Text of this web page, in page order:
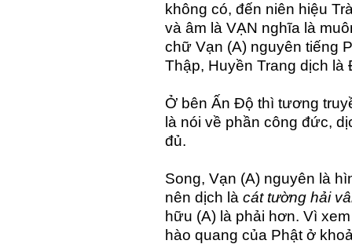
không có, đến niên hiệu
và âm là VẠN nghĩa là
chữ Vạn (A) nguyên tiếng
Thập, Huyền Trang dịch
Ở bên Ấn Độ thì tương
là nói về phần công đức,
đủ.
Song, Vạn (A) nguyên là
nên dịch là cát tường hải
hữu (A) là phải hơn. Vì
hào quang của Phật ở